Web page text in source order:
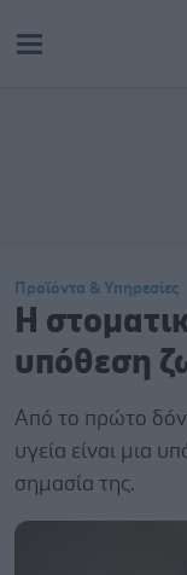
Προϊόντα & Υπηρεσίες
Η
υπόθεση
Από το πρώτο
υγεία είναι μια
σημασία της.